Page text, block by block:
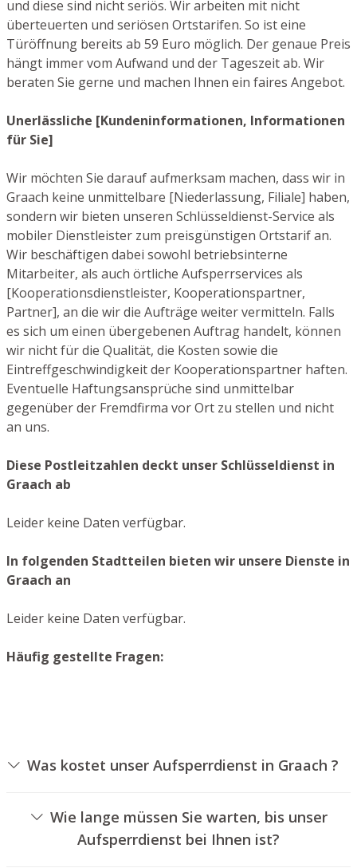
und diese sind nicht seriös. Wir arbeiten mit nicht
überteuerten und seriösen Ortstarifen. So ist eine
Türöffnung bereits ab 59 Euro möglich. Der genaue Preis
hängt immer vom Aufwand und der Tageszeit ab. Wir
beraten Sie gerne und machen Ihnen ein faires Angebot.
Unerlässliche [Kundeninformationen, Informationen
für Sie]
Wir möchten Sie darauf aufmerksam machen, dass wir in
Graach keine unmittelbare [Niederlassung, Filiale] haben,
sondern wir bieten unseren Schlüsseldienst-Service als
mobiler Dienstleister zum preisgünstigen Ortstarif an.
Wir beschäftigen dabei sowohl betriebsinterne
Mitarbeiter, als auch örtliche Aufsperrservices als
[Kooperationsdienstleister, Kooperationspartner,
Partner], an die wir die Aufträge weiter vermitteln. Falls
es sich um einen übergebenen Auftrag handelt, können
wir nicht für die Qualität, die Kosten sowie die
Eintreffgeschwindigkeit der Kooperationspartner haften.
Eventuelle Haftungsansprüche sind unmittelbar
gegenüber der Fremdfirma vor Ort zu stellen und nicht
an uns.
Diese Postleitzahlen deckt unser Schlüsseldienst in
Graach ab
Leider keine Daten verfügbar.
In folgenden Stadtteilen bieten wir unsere Dienste in
Graach an
Leider keine Daten verfügbar.
Häufig gestellte Fragen:
Was kostet unser Aufsperrdienst in Graach ?
verschiedenen Optionen ab, wie beispielsweise der Art
des Zylinders, der Dauer der Arbeiten und eventuell
anfallenden Anfahrtskosten. Wir bieten unseren
Wie lange müssen Sie warten, bis unser
Aufsperrdienst bei Ihnen ist?